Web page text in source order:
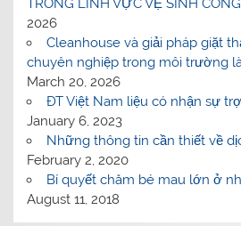
2026
Cleanhouse và giải pháp giặt
chuyên nghiệp trong môi trường
March 20, 2026
ĐT Việt Nam liệu có nhận sự
January 6, 2023
Những thông tin cần thiết về
February 2, 2020
Bí quyết chăm bé mau lớn ở
August 11, 2018